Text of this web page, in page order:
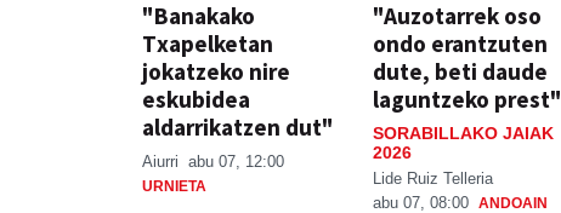
"Banakako
Txapelketan
jokatzeko nire
eskubidea
aldarrikatzen dut"
Aiurri abu 07, 12:00
URNIETA
"Auzotarrek oso
ondo erantzuten
dute, beti daude
laguntzeko prest"
SORABILLAKO JAIAK
2026
Lide Ruiz Telleria
abu 07, 08:00 ANDOAIN